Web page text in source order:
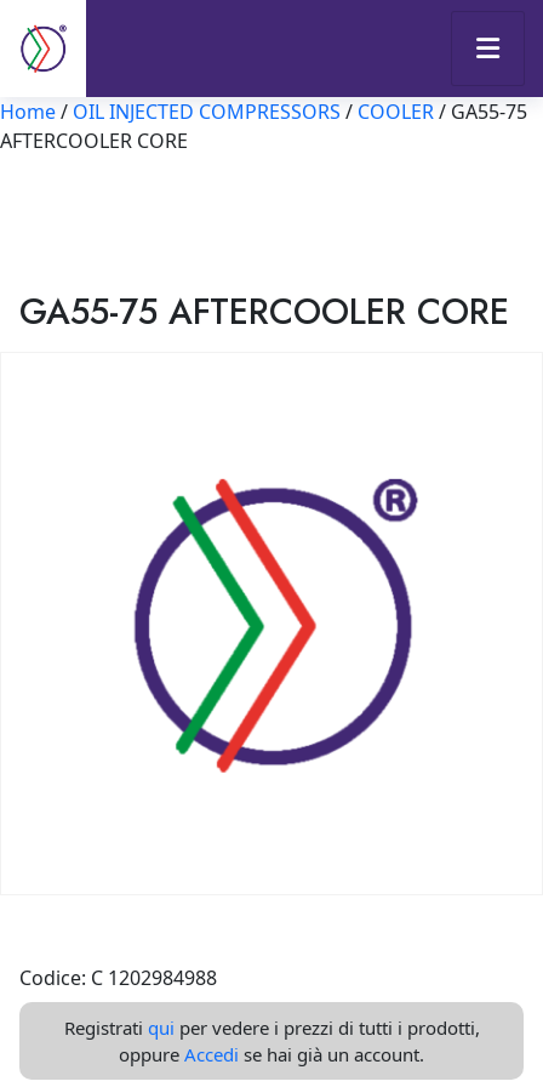
Home/ OIL INJECTED COMPRESSORS / COOLER/ GA55-75
AFTERCOOLER CORE
GA55-75 AFTERCOOLER CORE
Codice: C 1202984988
Registrati qui per vedere i prezzi di tutti i prodotti,
oppure Accedi se hai già un account.